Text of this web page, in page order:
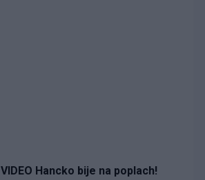
VIDEO Hancko bije na poplach!